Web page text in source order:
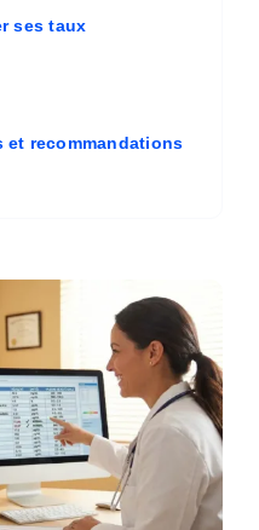
ses taux
et recommandations